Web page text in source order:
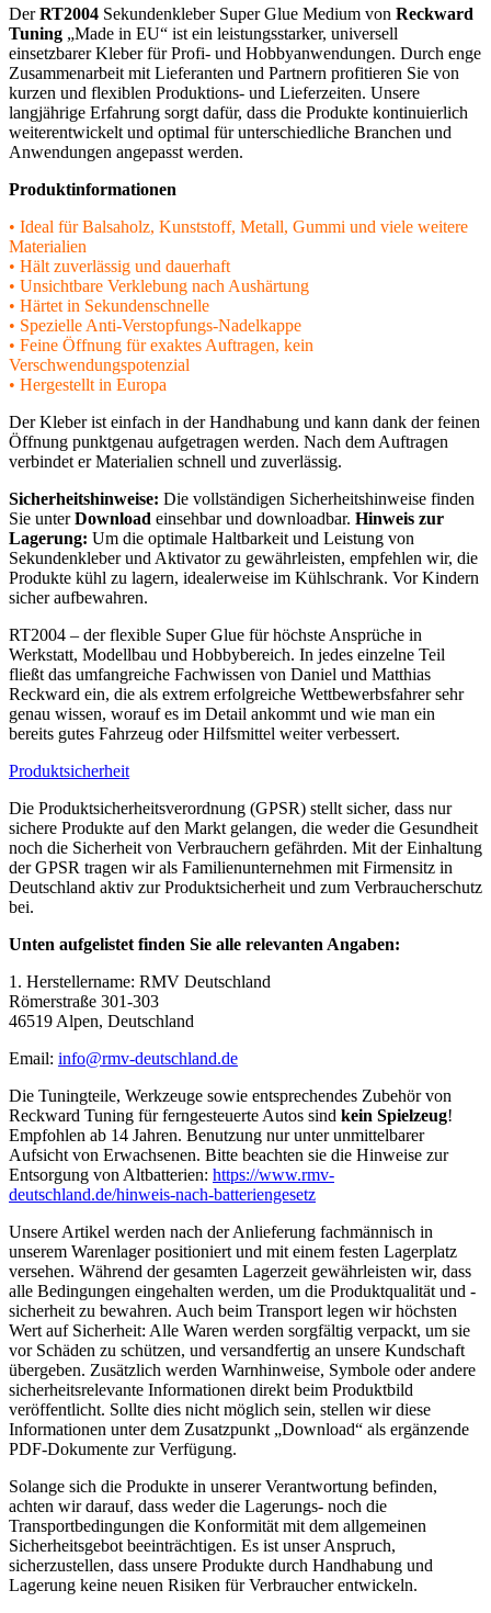
DerRT2004 Sekundenkleber Super Glue Medium von Reckward
Tuning „Made in EU“ ist ein leistungsstarker, universell
einsetzbarer Kleber für Profi- und Hobbyanwendungen. Durch enge
Zusammenarbeit mit Lieferanten und Partnern profitieren Sie von
kurzen und flexiblen Produktions- und Lieferzeiten. Unsere
langjährige Erfahrung sorgt dafür, dass die Produkte kontinuierlich
weiterentwickelt und optimal für unterschiedliche Branchen und
Anwendungen angepasst werden.
Produktinformationen
• Ideal für Balsaholz, Kunststoff, Metall, Gummi und viele weitere
Materialien
• Hält zuverlässig und dauerhaft
• Unsichtbare Verklebung nach Aushärtung
• Härtet in Sekundenschnelle
• Spezielle Anti-Verstopfungs-Nadelkappe
• Feine Öffnung für exaktes Auftragen, kein
Verschwendungspotenzial
• Hergestellt in Europa
Der Kleber ist einfach in der Handhabung und kann dank der feinen
Öffnung punktgenau aufgetragen werden. Nach dem Auftragen
verbindet er Materialien schnell und zuverlässig.
Sicherheitshinweise: Die vollständigen Sicherheitshinweise finden
Sie unterDownload einsehbar und downloadbar. Hinweis zur
Lagerung: Um die optimale Haltbarkeit und Leistung von
Sekundenkleber und Aktivator zu gewährleisten, empfehlen wir, die
Produkte kühl zu lagern, idealerweise im Kühlschrank. Vor Kindern
sicher aufbewahren.
RT2004 – der flexible Super Glue für höchste Ansprüche in
Werkstatt, Modellbau und Hobbybereich. In jedes einzelne Teil
fließt das umfangreiche Fachwissen von Daniel und Matthias
Reckward ein, die als extrem erfolgreiche Wettbewerbsfahrer sehr
genau wissen, worauf es im Detail ankommt und wie man ein
bereits gutes Fahrzeug oder Hilfsmittel weiter verbessert.
Produktsicherheit
Die Produktsicherheitsverordnung (GPSR) stellt sicher, dass nur
sichere Produkte auf den Markt gelangen, die weder die Gesundheit
noch die Sicherheit von Verbrauchern gefährden. Mit der Einhaltung
der GPSR tragen wir als Familienunternehmen mit Firmensitz in
Deutschland aktiv zur Produktsicherheit und zum Verbraucherschutz
bei.
Unten aufgelistet finden Sie alle relevanten Angaben:
1. Herstellername: RMV Deutschland
Römerstraße 301-303
46519 Alpen, Deutschland
Email: info@rmv-deutschland.de
Die Tuningteile, Werkzeuge sowie entsprechendes Zubehör von
Reckward Tuning für ferngesteuerte Autos sind kein Spielzeug!
Empfohlen ab 14 Jahren. Benutzung nur unter unmittelbarer
Aufsicht von Erwachsenen. Bitte beachten sie die Hinweise zur
Entsorgung von Altbatterien: https://www.rmv-
deutschland.de/hinweis-nach-batteriengesetz
Unsere Artikel werden nach der Anlieferung fachmännisch in
unserem Warenlager positioniert und mit einem festen Lagerplatz
versehen. Während der gesamten Lagerzeit gewährleisten wir, dass
alle Bedingungen eingehalten werden, um die Produktqualität und -
sicherheit zu bewahren. Auch beim Transport legen wir höchsten
Wert auf Sicherheit: Alle Waren werden sorgfältig verpackt, um sie
vor Schäden zu schützen, und versandfertig an unsere Kundschaft
übergeben. Zusätzlich werden Warnhinweise, Symbole oder andere
sicherheitsrelevante Informationen direkt beim Produktbild
veröffentlicht. Sollte dies nicht möglich sein, stellen wir diese
Informationen unter dem Zusatzpunkt „Download“ als ergänzende
PDF-Dokumente zur Verfügung.
Solange sich die Produkte in unserer Verantwortung befinden,
achten wir darauf, dass weder die Lagerungs- noch die
Transportbedingungen die Konformität mit dem allgemeinen
Sicherheitsgebot beeinträchtigen. Es ist unser Anspruch,
sicherzustellen, dass unsere Produkte durch Handhabung und
Lagerung keine neuen Risiken für Verbraucher entwickeln.